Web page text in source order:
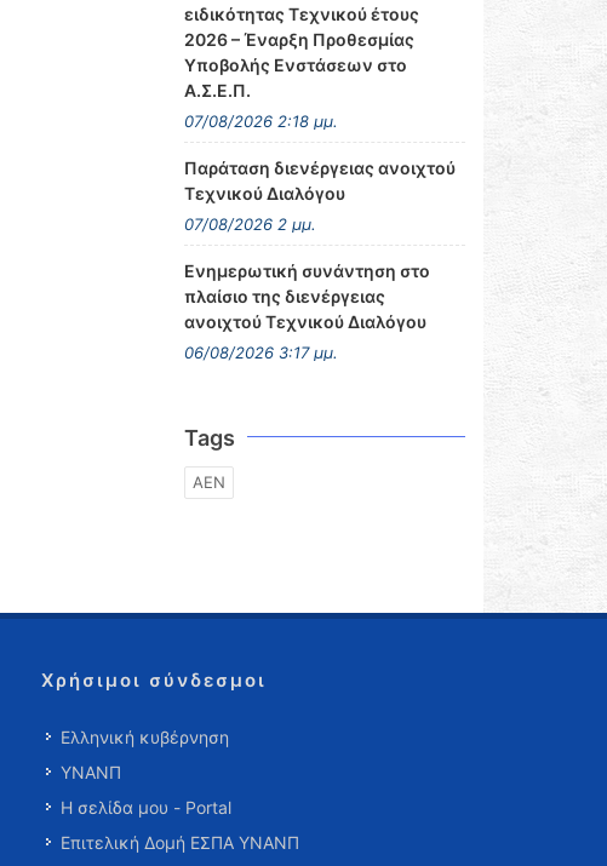
ειδικότητας Τεχνικού έτους
2026 – Έναρξη Προθεσμίας
Υποβολής Ενστάσεων στο
Α.Σ.Ε.Π.
07/08/2026 2:18 μμ.
Παράταση διενέργειας ανοιχτού
Τεχνικού Διαλόγου
07/08/2026 2 μμ.
Ενημερωτική συνάντηση στο
πλαίσιο της διενέργειας
ανοιχτού Τεχνικού Διαλόγου
06/08/2026 3:17 μμ.
Tags
ΑΕΝ
Χρήσιμοι σύνδεσμοι
Ελληνική κυβέρνηση
ΥΝΑΝΠ
Η σελίδα μου - Portal
Επιτελική Δομή ΕΣΠΑ ΥΝΑΝΠ